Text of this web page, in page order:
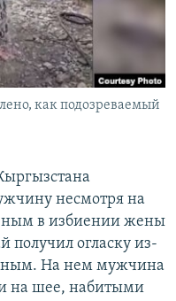
как подозреваемый
несмотря на
в избиении жены
получил огласку из-
На нем мужчина
на шее, набитыми